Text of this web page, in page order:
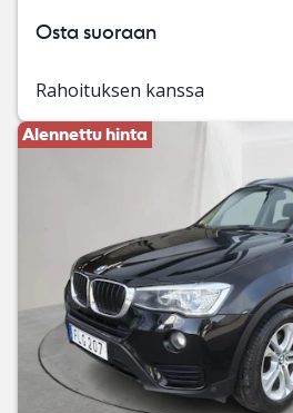
Osta suoraan
Rahoituksen kanssa
Alennettu hinta